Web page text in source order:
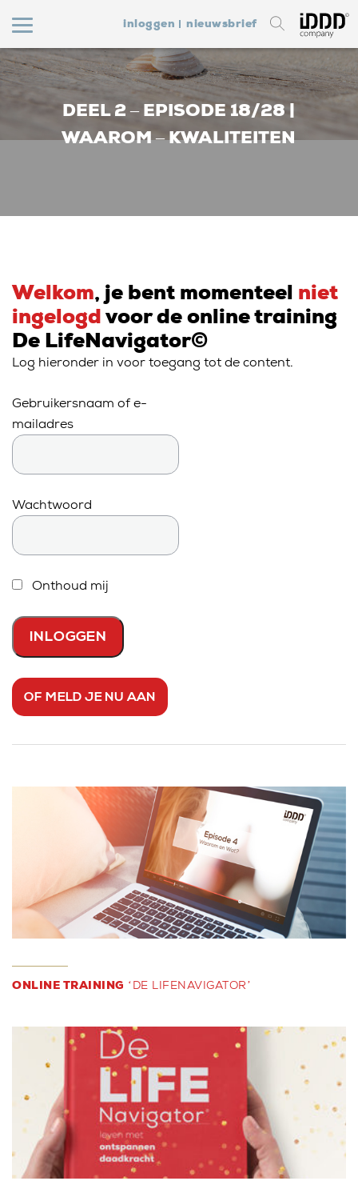
inloggen nieuwsbrief
DEEL 2 – EPISODE 18/28 |
WAAROM – KWALITEITEN
Welkom, je bent momenteel niet
ingelogdvoor de online training
De LifeNavigator©
Log hieronder in voor toegang tot de content.
Gebruikersnaam of e-
mailadres
Wachtwoord
Onthoud mij
OF MELD JE NU AAN
ONLINE TRAINING ‘DE LIFENAVIGATOR’